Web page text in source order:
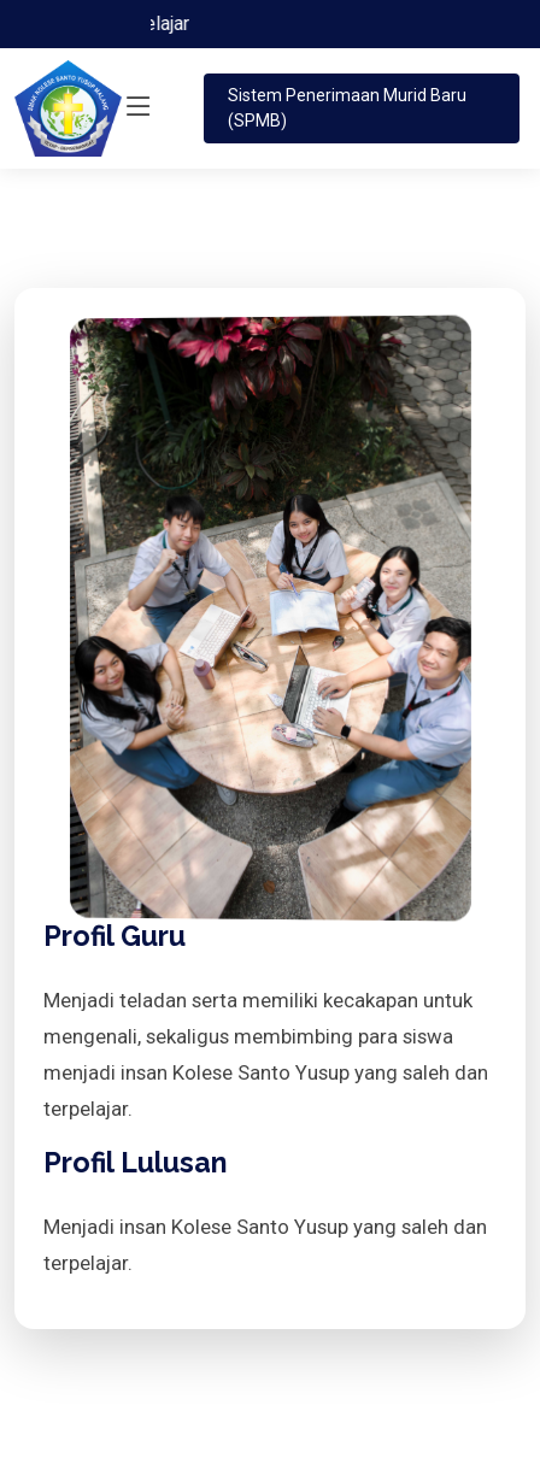
dan Terpelajar
Sistem Penerimaan Murid Baru
(SPMB)
Profil Guru
Menjadi teladan serta memiliki kecakapan untuk
mengenali, sekaligus membimbing para siswa
menjadi insan Kolese Santo Yusup yang saleh dan
terpelajar.
Profil Lulusan
Menjadi insan Kolese Santo Yusup yang saleh dan
terpelajar.